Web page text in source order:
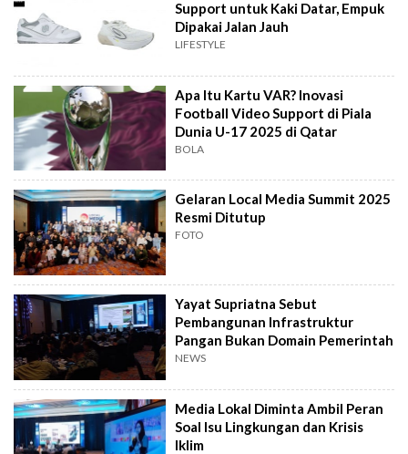
Support untuk Kaki Datar, Empuk
Dipakai Jalan Jauh
LIFESTYLE
Apa Itu Kartu VAR? Inovasi
Football Video Support di Piala
Dunia U-17 2025 di Qatar
BOLA
Gelaran Local Media Summit 2025
Resmi Ditutup
FOTO
Yayat Supriatna Sebut
Pembangunan Infrastruktur
Pangan Bukan Domain Pemerintah
NEWS
Media Lokal Diminta Ambil Peran
Soal Isu Lingkungan dan Krisis
Iklim